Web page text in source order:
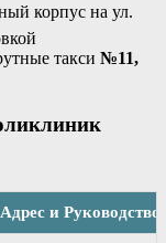
корпус на ул.
такси №11,
Адрес и Руководство